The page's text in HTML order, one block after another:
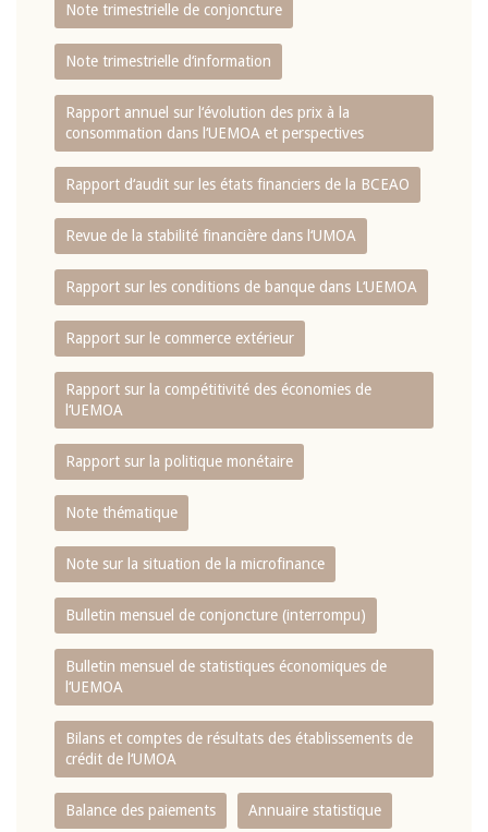
Note trimestrielle de conjoncture
Note trimestrielle d‘information
Rapport annuel sur l‘évolution des prix à la
consommation dans l‘UEMOA et perspectives
Rapport d‘audit sur les états financiers de la BCEAO
Revue de la stabilité financière dans l‘UMOA
Rapport sur les conditions de banque dans L‘UEMOA
Rapport sur le commerce extérieur
Rapport sur la compétitivité des économies de
l‘UEMOA
Rapport sur la politique monétaire
Note thématique
Note sur la situation de la microfinance
Bulletin mensuel de conjoncture (interrompu)
Bulletin mensuel de statistiques économiques de
l‘UEMOA
Bilans et comptes de résultats des établissements de
crédit de l‘UMOA
Balance des paiements Annuaire statistique